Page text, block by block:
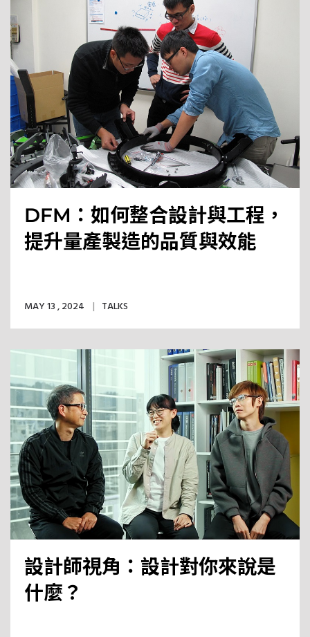
DFM：如何整合設計與工程，
提升量產製造的品質與效能
MAY 13 , 2024 TALKS
設計師視角：設計對你來說是
什麼？